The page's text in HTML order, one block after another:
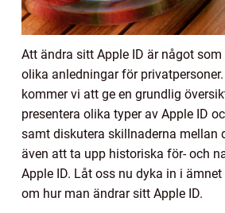
Att ändra sitt Apple ID är något
olika anledningar för
kommer vi att ge en grundlig
presentera olika typer av Apple ID
samt diskutera skillnaderna mellan
även att ta upp historiska för- och
Apple ID. Låt oss nu dyka in i
om hur man ändrar sitt Apple ID.